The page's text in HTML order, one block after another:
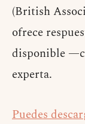
(British
ofrece
disponible
experta.
Puedes